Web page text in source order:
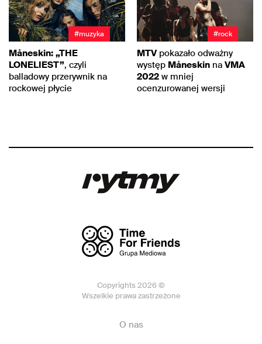
#muzyka
Måneskin: „THE
LONELIEST”, czyli
balladowy przerywnik na
rockowej płycie
#rock
MTVpokazało odważny
występ Måneskin na VMA
2022 w mniej
ocenzurowanej wersji
Copyrights 2026 ©
Wszelkie prawa zastrzeżone
O nas